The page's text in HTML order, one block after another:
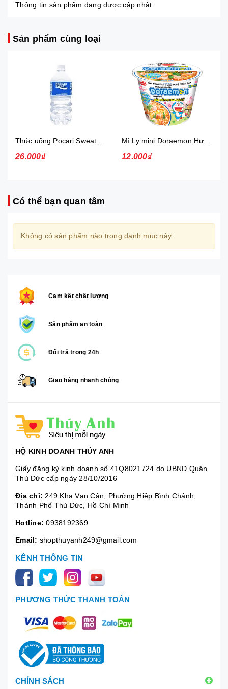
Thông tin sản phẩm đang được cập nhật
Sản phẩm cùng loại
26.000₫ 12.000₫
Có thể bạn quan tâm
Không có sản phẩm nào trong danh mục này.
Cam kết chất lượng
Sản phẩm an toàn
Đổi trả trong 24h
Giao hàng nhanh chóng
HỘ KINH DOANH THÚY ANH
Giấy đăng ký kinh doanh số 41Q8021724 do UBND Quận
Thủ Đức cấp ngày 28/10/2016
Địa chỉ: 249 Kha Vạn Cân, Phường Hiệp Bình Chánh,
Thành Phố Thủ Đức, Hồ Chí Minh
Hotline: 0938192369
Email: shopthuyanh249@gmail.com
KÊNH THÔNG TIN
PHƯƠNG THỨC THANH TOÁN
CHÍNH SÁCH